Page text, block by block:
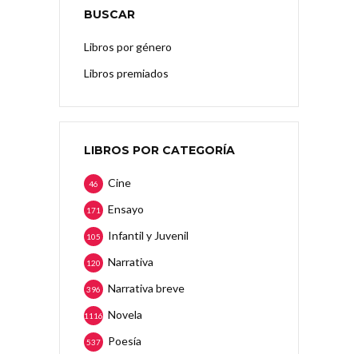
BUSCAR
Libros por género
Libros premiados
LIBROS POR CATEGORÍA
Cine
46
Ensayo
171
Infantil y Juvenil
105
Narrativa
120
Narrativa breve
396
Novela
1116
Poesía
537